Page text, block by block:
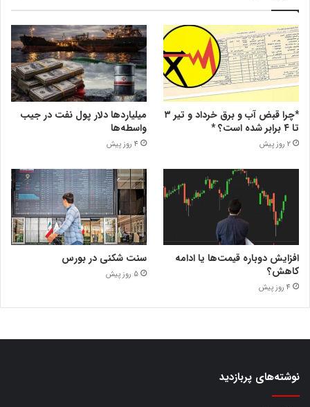
*چرا قبض آب و برق خرداد و تیر ۳
تا ۴ برابر شده است؟ *
2 روز پیش
میلیاردها دلار پول نفت در جیب
واسطه‌ها
4 روز پیش
افزایش دوباره قیمت‌ها یا ادامه
کاهش؟
4 روز پیش
سنت شکنی در بورس
5 روز پیش
نوشته‌های پربازدید